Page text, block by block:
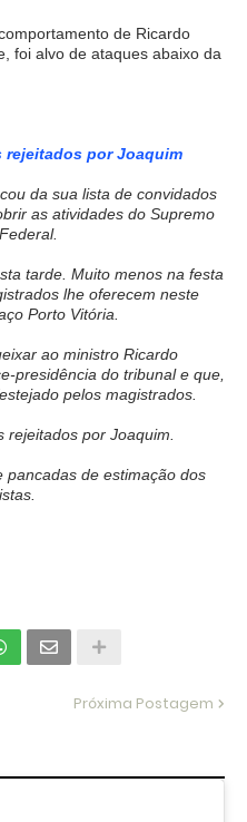
de Ricardo
foi alvo de ataques abaixo da
por Joaquim
da sua lista de convidados
as atividades do Supremo
tarde. Muito menos na festa
lhe oferecem neste
Porto Vitória.
ao ministro Ricardo
presidência do tribunal e que,
pelos magistrados.
rejeitados por Joaquim.
pancadas de estimação dos
Próxima Postagem